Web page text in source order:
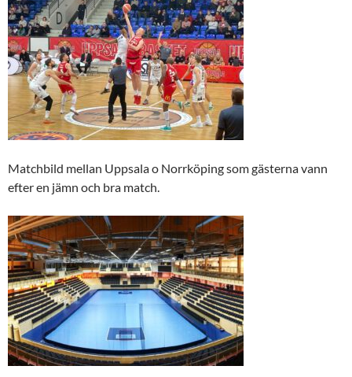
Matchbild mellan Uppsala o Norrköping som gästerna vann
efter en jämn och bra match.